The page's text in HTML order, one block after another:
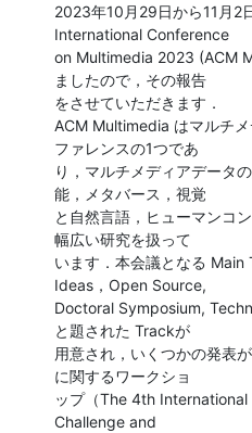
2023年10月29日から11月2
International Conference
on Multimedia 2023 (ACM
ましたので，その報告
をさせていただきます．
ACM Multimedia はマルチ
ファレンスの1つであ
り，マルチメディアデータ
能，メタバース，視覚
と自然言語，ヒューマンコ
幅広い研究を扱って
います．本会議となる
Ideas，Open Source,
Doctoral Symposium,
と題された Trackが
用意され，いくつかの発表
に関するワークショ
ップ（The 4th
Challenge and